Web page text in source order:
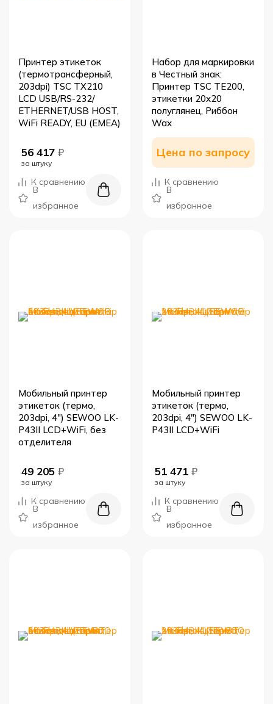
Принтер этикеток
(термотрансферный,
203dpi) TSC TX210
LCD USB/RS-232/
ETHERNET/USB HOST,
WiFi READY, EU (EMEA)
56 417 ₽
за штуку
К сравнению
В
избранное
Набор для маркировки
в Честный знак:
Принтер TSC TE200,
этикетки 20x20
полуглянец, Риббон
Wax
Цена по запросу
К сравнению
В
избранное
Мобильный принтер
этикеток (термо,
203dpi, 4") SEWOO LK-
P43II LCD+WiFi, без
отделителя
49 205 ₽
за штуку
К сравнению
В
избранное
Мобильный принтер
этикеток (термо,
203dpi, 4") SEWOO LK-
P43II LCD+WiFi
51 471 ₽
за штуку
К сравнению
В
избранное